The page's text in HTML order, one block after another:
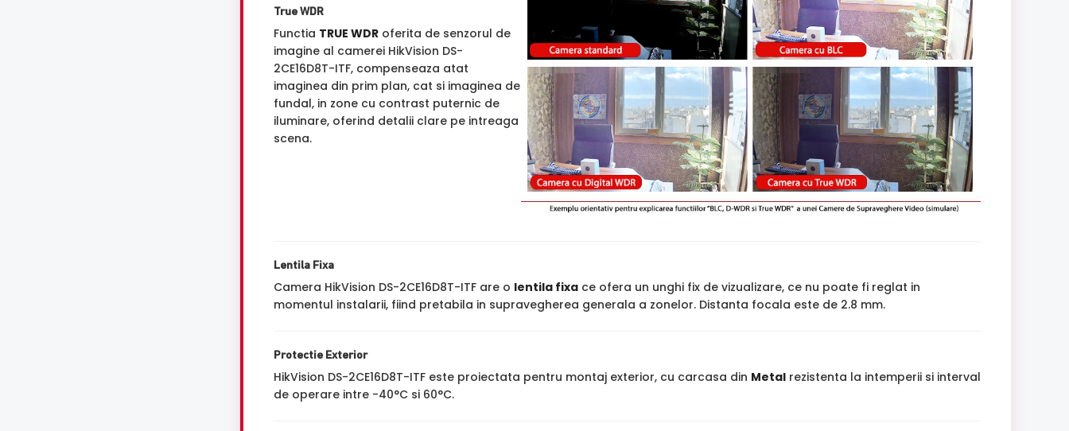
True WDR
Functia TRUE WDR oferita de senzorul de
imagine al camerei HikVision DS-
2CE16D8T-ITF, compenseaza atat
imaginea din prim plan, cat si imaginea de
fundal, in zone cu contrast puternic de
iluminare, oferind detalii clare pe intreaga
scena.
Lentila Fixa
Camera HikVision DS-2CE16D8T-ITF are o lentila fixa ce ofera un unghi fix de vizualizare, ce nu poate fi reglat in
momentul instalarii, fiind pretabila in supravegherea generala a zonelor. Distanta focala este de 2.8 mm.
Protectie Exterior
HikVision DS-2CE16D8T-ITF este proiectata pentru montaj exterior, cu carcasa din Metal rezistenta la intemperii si interval
de operare intre -40°C si 60°C.